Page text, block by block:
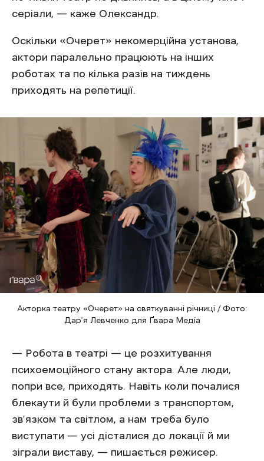
серіали, — каже Олександр.
Оскільки «Очерет» некомерційна установа,
актори паралельно працюють на інших
роботах та по кілька разів на тиждень
приходять на репетиції.
Акторка театру «Очерет» на святкуванні річниці / Фото:
Дар’я Левченко для Ґвара Медіа
— Робота в театрі — це розхитування
психоемоційного стану актора. Але люди,
попри все, приходять. Навіть коли почалися
блекаути й були проблеми з транспортом,
зв’язком та світлом, а нам треба було
виступати — усі дісталися до локації й ми
зіграли виставу, — пишається режисер.